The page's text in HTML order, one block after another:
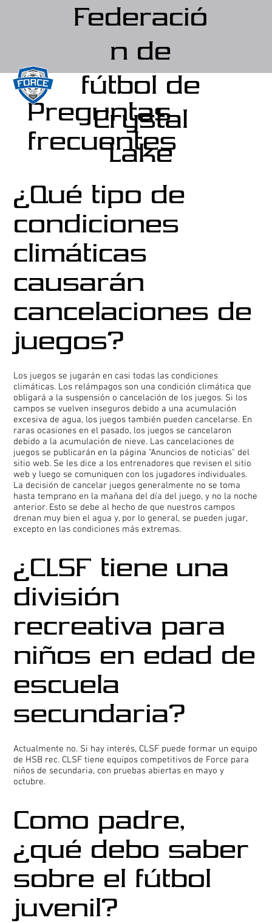
Federació
n de
fútbol de
Crystal
Lake
Preguntas
frecuentes
¿Qué tipo de
condiciones
climáticas
causarán
cancelaciones de
juegos?
Los juegos se jugarán en casi todas las condiciones
climáticas. Los relámpagos son una condición climática que
obligará a la suspensión o cancelación de los juegos. Si los
campos se vuelven inseguros debido a una acumulación
excesiva de agua, los juegos también pueden cancelarse. En
raras ocasiones en el pasado, los juegos se cancelaron
debido a la acumulación de nieve. Las cancelaciones de
juegos se publicarán en la página "Anuncios de noticias" del
sitio web. Se les dice a los entrenadores que revisen el sitio
web y luego se comuniquen con los jugadores individuales.
La decisión de cancelar juegos generalmente no se toma
hasta temprano en la mañana del día del juego, y no la noche
anterior. Esto se debe al hecho de que nuestros campos
drenan muy bien el agua y, por lo general, se pueden jugar,
excepto en las condiciones más extremas.
¿CLSF tiene una
división
recreativa para
niños en edad de
escuela
secundaria?
Actualmente no. Si hay interés, CLSF puede formar un equipo
de HSB rec. CLSF tiene equipos competitivos de Force para
niños de secundaria, con pruebas abiertas en mayo y
octubre.
Como padre,
¿qué debo saber
sobre el fútbol
juvenil?